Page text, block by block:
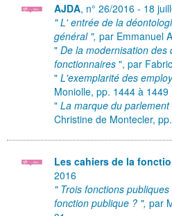
AJDA, n° 26/2016 - 18
" L' entrée de la
général ", par Emmanuel
" De la modernisation des
fonctionnaires", par
" L'exemplarité des
Moniolle, pp. 1444 à 1449
" La marque du parlement
Christine de Montecler,
Les cahiers de la
2016
" Trois fonctions
fonction publique ? ", par